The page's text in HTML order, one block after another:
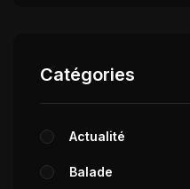
Catégories
Actualité
Balade